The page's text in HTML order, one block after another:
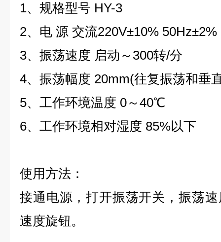
1、规格型号 HY-3
2、电 源 交流220V±10% 50Hz±2%
3、振荡速度 启动～300转/分
4、振荡幅度 20mm(往复振荡和垂
5、工作环境温度 0～40℃
6、工作环境相对湿度 85%以下
使用方法：
接通电源，打开振荡开关，振荡
速度旋钮。